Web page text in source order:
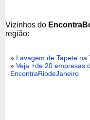
Vizinhos do
região:
» Lavagem de Tapete na
»Veja +de 20 empresas
EncontraRiodeJaneiro